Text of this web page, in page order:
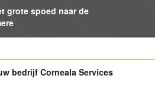
grote spoed naar de
bedrijfCorneala Services